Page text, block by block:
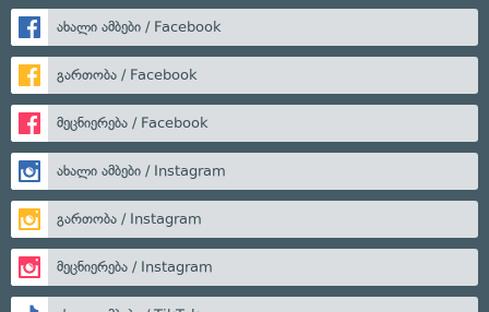
ახალი ამბები / Facebook
გართობა / Facebook
მეცნიერება / Facebook
ახალი ამბები / Instagram
გართობა / Instagram
მეცნიერება / Instagram